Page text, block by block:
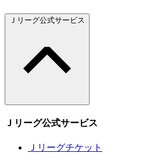
Ｊリーグ公式サービス
Ｊリーグ公式サービス
Ｊリーグチケット